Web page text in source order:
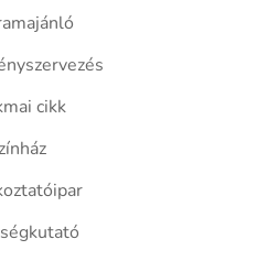
cikk